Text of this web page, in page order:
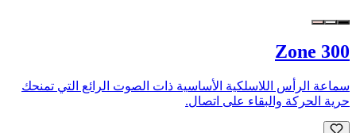
Zone 300
سماعة الرأس اللاسلكية الأساسية ذات الصوت الرائع التي تمنحك
حرية الحركة والبقاء على اتصال.